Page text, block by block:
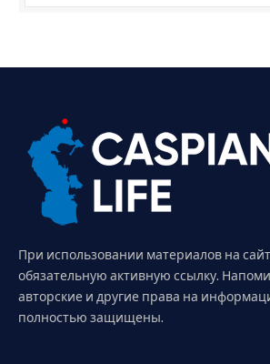
При использовании материалов на
обязательную активную ссылку.
авторские и другие права на
полностью защищены.